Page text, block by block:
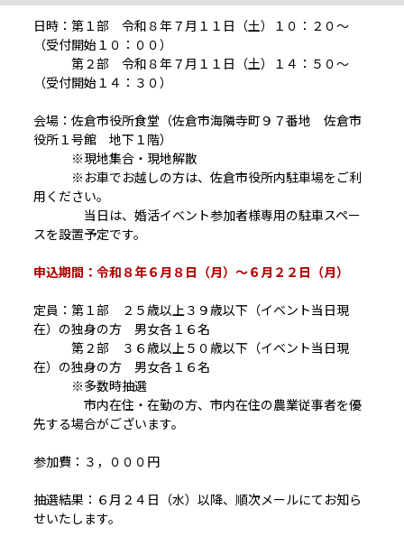
日時：第１部 令和８年７月１１日（土）１０：２０～
（受付開始１０：００）
第２部 令和８年７月１１日（土）１４：５０～
（受付開始１４：３０）
会場：佐倉市役所食堂（佐倉市海隣寺町９７番地 佐倉市
役所１号館 地下１階）
※現地集合・現地解散
※お車でお越しの方は、佐倉市役所内駐車場をご利
用ください。
当日は、婚活イベント参加者様専用の駐車スペー
スを設置予定です。
申込期間：令和８年６月８日（月）～６月２２日（月）
定員：第１部 ２５歳以上３９歳以下（イベント当日現
在）の独身の方 男女各１６名
第２部 ３６歳以上５０歳以下（イベント当日現
在）の独身の方 男女各１６名
※多数時抽選
市内在住・在勤の方、市内在住の農業従事者を優
先する場合がございます。
参加費：３，０００円
抽選結果：６月２４日（水）以降、順次メールにてお知ら
せいたします。